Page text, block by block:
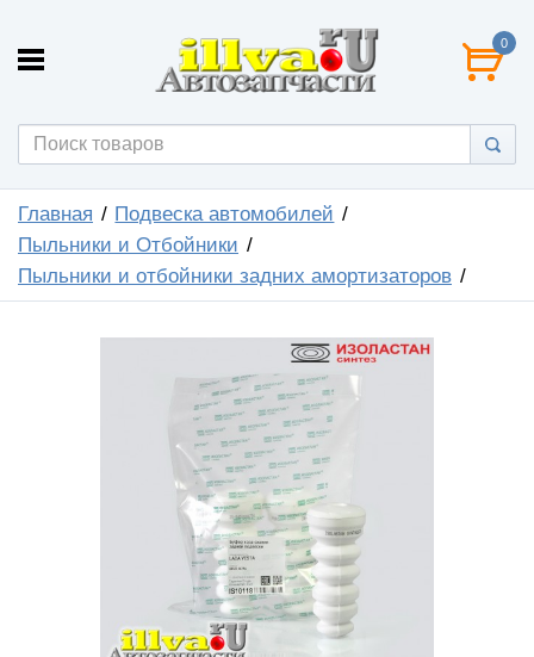
0
Главная
Подвеска автомобилей
Пыльники и Отбойники
Пыльники и отбойники задних амортизаторов